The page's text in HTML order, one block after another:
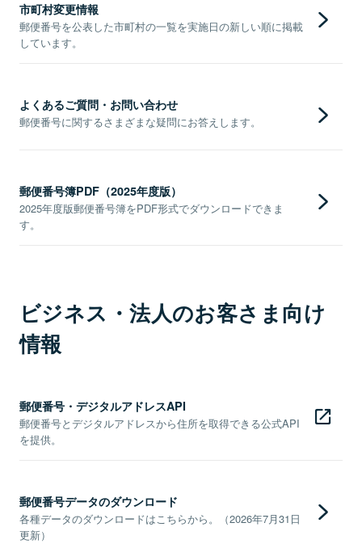
市町村変更情報
郵便番号を公表した市町村の一覧を実施日の新しい順に掲載
しています。
よくあるご質問・お問い合わせ
郵便番号に関するさまざまな疑問にお答えします。
郵便番号簿PDF（2025年度版）
2025年度版郵便番号簿をPDF形式でダウンロードできま
す。
ビジネス・法人のお客さま向け
情報
郵便番号・デジタルアドレスAPI
郵便番号とデジタルアドレスから住所を取得できる公式API
を提供。
郵便番号データのダウンロード
各種データのダウンロードはこちらから。（2026年7月31日
更新）